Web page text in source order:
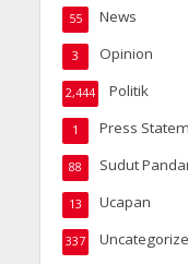
News
55
Opinion
3
Politik
2,444
Press
1
Sudut
88
Ucapan
13
337